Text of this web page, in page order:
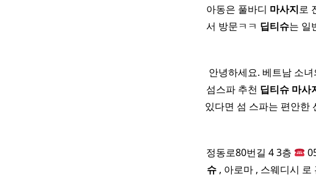
아동은 풀바디 마사지로
서 방문ㅋㅋ 딥티슈는 일
안녕하세요. 베트남 소
섬스파 추천 딥티슈 마사
있다면 섬 스파는 편안한
정동로80번길 4 3층
슈 , 아로마 , 스웨디시